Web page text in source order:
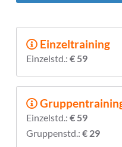
Einzeltraining
Einzelstd.: € 59
Einzelstd.: € 59
Gruppenstd.: € 29